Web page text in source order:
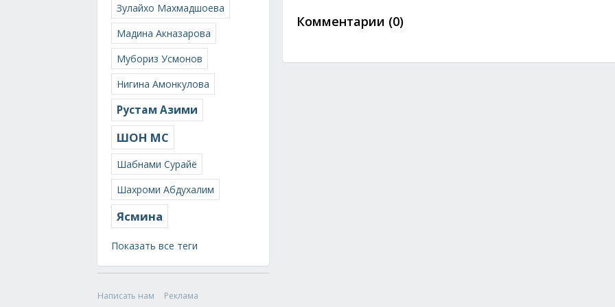
Зулайхо Махмадшоева
Мадина Акназарова
Мубориз Усмонов
Нигина Амонкулова
Рустам Азими
ШОН МС
Шабнами Сурайё
Шахроми Абдухалим
Ясмина
Показать все теги
Написать нам
Реклама
Комментарии (0)